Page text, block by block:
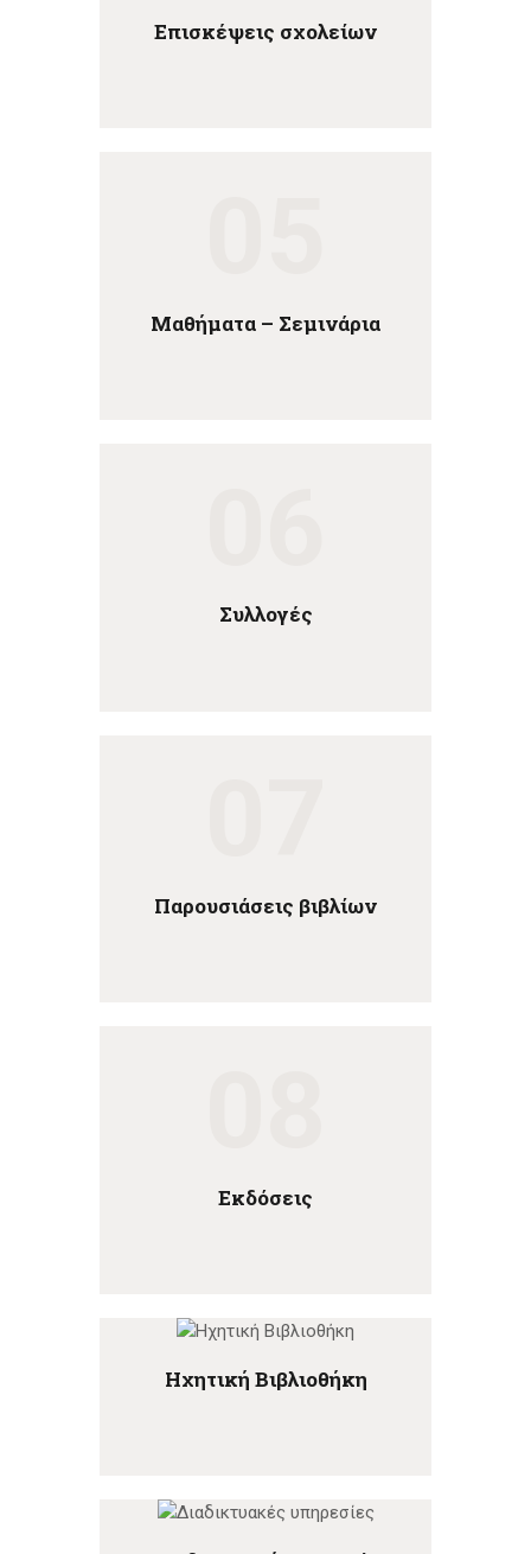
Επισκέψεις σχολείων
Μαθήματα – Σεμινάρια
Συλλογές
Παρουσιάσεις βιβλίων
Εκδόσεις
Ηχητική Βιβλιοθήκη